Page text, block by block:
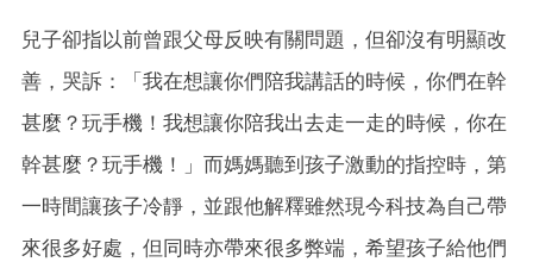
兒子卻指以前曾跟父母反映有關問題，但卻沒有明顯改
善，哭訴：「我在想讓你們陪我講話的時候，你們在幹
甚麼？玩手機！我想讓你陪我出去走一走的時候，你在
幹甚麼？玩手機！」而媽媽聽到孩子激動的指控時，第
一時間讓孩子冷靜，並跟他解釋雖然現今科技為自己帶
來很多好處，但同時亦帶來很多弊端，希望孩子給他們